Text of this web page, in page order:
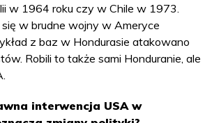
w 1964 roku czy w Chile w 1973.
w brudne wojny w Ameryce
z baz w Hondurasie atakowano
Robili to także sami Honduranie, ale
interwencja USA w